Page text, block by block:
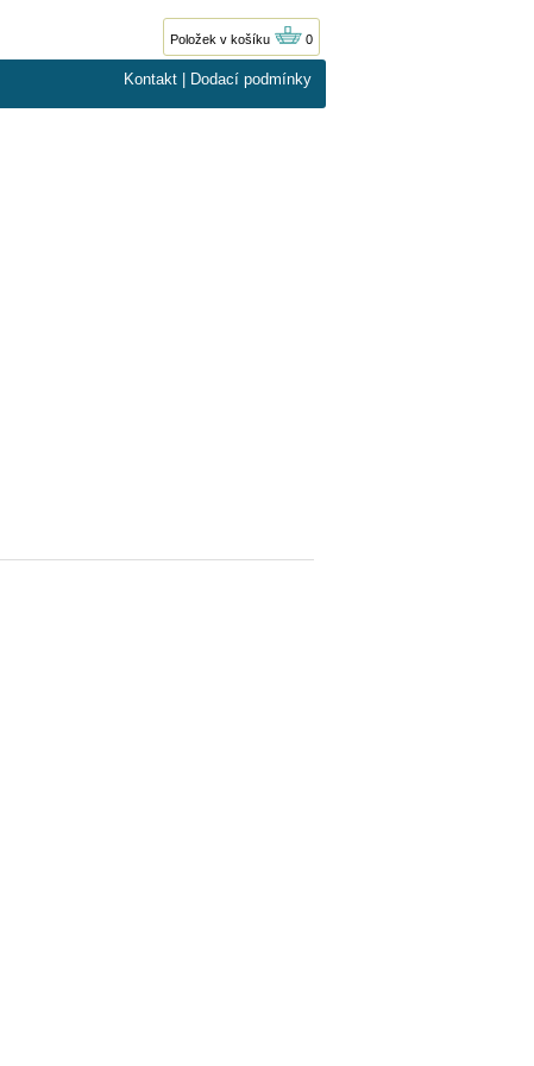
Položek v košíku 0
Kontakt Dodací podmínky